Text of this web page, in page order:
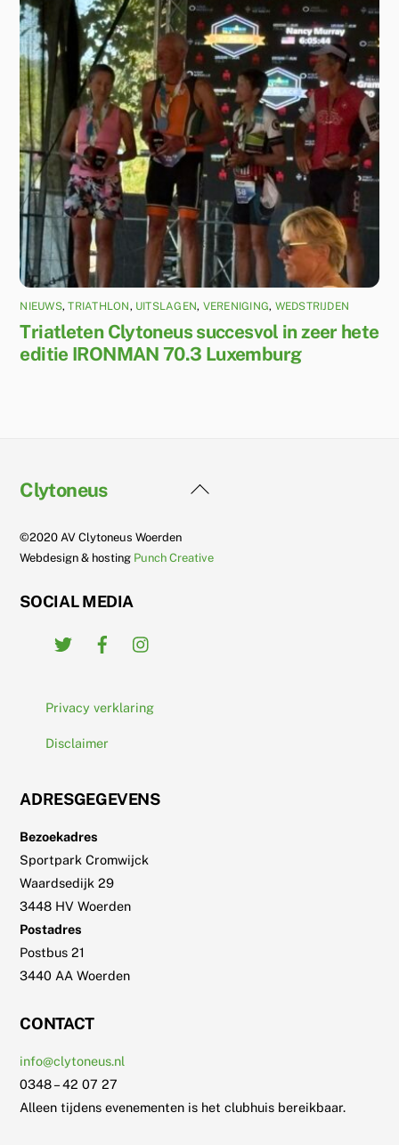
NIEUWS,TRIATHLON, UITSLAGEN, VERENIGING, WEDSTRIJDEN
Triatleten Clytoneus succesvol in zeer hete
editie IRONMAN 70.3 Luxemburg
Back
Clytoneus
©2020 AV Clytoneus Woerden
Webdesign & hosting Punch Creative
SOCIAL MEDIA
Twitter
Privacy verklaring
Disclaimer
ADRESGEGEVENS
Bezoekadres
Sportpark Cromwijck
Waardsedijk 29
3448 HV Woerden
Postadres
Postbus 21
3440 AA Woerden
CONTACT
info@clytoneus.nl
0348 – 42 07 27
Alleen tijdens evenementen is het clubhuis bereikbaar.